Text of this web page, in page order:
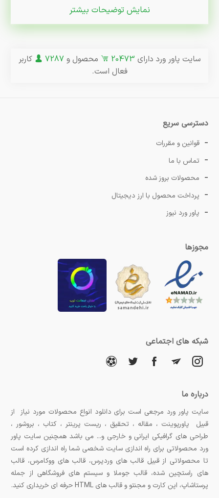
طرح‌های لایه باز تراکت و منو، می‌توانید به سرعت و
بدون نیاز به طراحی از صفر، طرح‌های جذاب و حرفه‌ای
برای تبلیغات خود آماده کنید.
در این مقاله، به معرفی
منابع معتبر برای دانلود تراکت و منوهای لایه باز، نکات
چرا از طرح‌های لایه باز تراکت و منو استفاده
کنیم؟
دانلود تراکت و منو لایه باز به شما این امکان را می‌دهد
که با صرفه‌جویی در زمان و هزینه، طرح‌های حرفه‌ای و
معرفی کسب‌وکار، اطلاع‌رسانی درباره تخفیف‌ها و
جشنواره‌ها و جلب توجه مشتریان کمک می‌کنند.
منوهای لایه باز نیز به خصوص برای رستوران‌ها، کافه‌ها
و فست‌فودها بسیار کاربردی هستند و شما می‌توانید به
آن‌ها جایگزین کنید.
لایه باز
قبل از دانلود تراکت و منو لایه باز، بهتر است به چند
نکته توجه کنید تا بتوانید طرحی مناسب و تاثیرگذار
برای تبلیغات خود انتخاب کنید:
انتخاب طرح متناسب با نوع کسب‌وکار:هر کسب‌وکار نیاز
نمایش توضیحات بیشتر
سایت پاور ورد دارای 20473 محصول و7287
کاربر
فعال است.
دسترسی سریع
قوانین و مقررات
تماس با ما
محصولات بروز شده
پرداخت محصول با ارز دیجیتال
پاور ورد نیوز
مجوزها
شبکه های اجتماعی
درباره ما
سایت پاور ورد مرجعی است برای دانلود انواع محصولات مورد نیاز از
قبیل پاورپوینت ، مقاله ، تحقیق ، ریست پرینتر ، کتاب ، بروشور ،
طراحی های گرافیکی ایرانی و خارجی و... می باشد همچنین سایت پاور
ورد محصولاتی برای راه اندازی سایت شخصی شما راه اندازی کرده است
تا محصولاتی از قبیل قالب های وردپرس، قالب های ووکامرس، قالب
های راستچین شده، قالب جوملا و سیستم های فروشگاهی از جمله
پرستاشاپ، اپن کارت و مجنتو و قالب های HTML حرفه ای خریداری کنید.